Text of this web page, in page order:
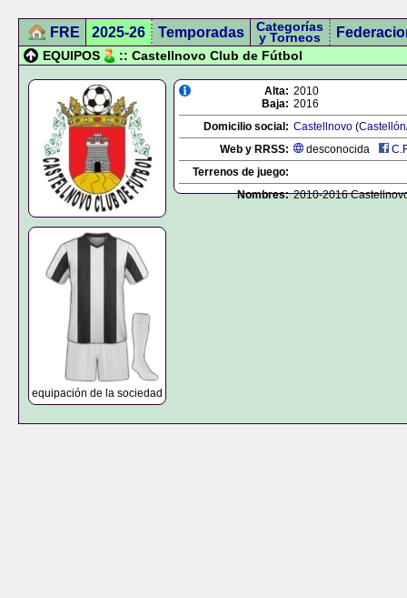
FRE 2025-26 Temporadas Categorías
y Torneos
EQUIPOS :: Castellnovo Club de Fútbol
equipación de la sociedad
Alta: 2010
Baja: 2016
Domicilio social: Castellnovo (
Web y RRSS:
desconocida
Terrenos de juego:
Nombres: 2010-2016